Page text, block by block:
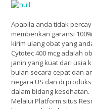
Apabila anda tidak
memberikan garansi
kirim ulang obat yang
Cytotec 400 mcg adalah
janin yang kuat dari usia
bulan secara cepat dan
negara US dan di
dalam bidang kesehatan.
Melalui Platform situs